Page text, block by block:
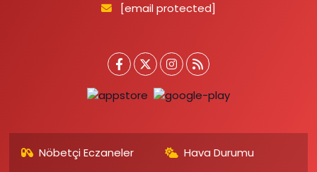
[email protected]
Nöbetçi Eczaneler
Hava Durumu